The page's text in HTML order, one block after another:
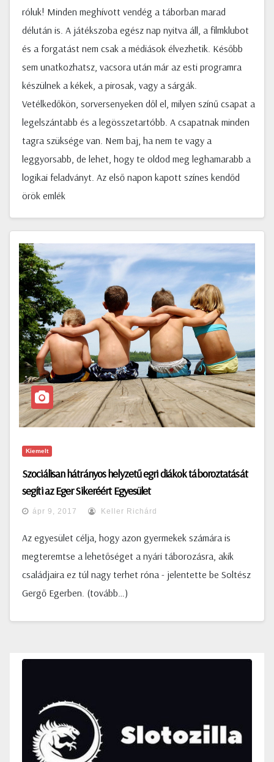
róluk! Minden meghívott vendég a táborban marad
délután is. A játékszoba egész nap nyitva áll, a filmklubot
és a forgatást nem csak a médiások élvezhetik. Később
sem unatkozhatsz, vacsora után már az esti programra
készülnek a kékek, a pirosak, vagy a sárgák.
Vetélkedőkön, sorversenyeken dől el, milyen színű csapat a
legelszántabb és a legösszetartóbb. A csapatnak minden
tagra szüksége van. Nem baj, ha nem te vagy a
leggyorsabb, de lehet, hogy te oldod meg leghamarabb a
logikai feladványt. Az első napon kapott színes kendőd
örök emlék
Kiemelt
Szociálisan hátrányos helyzetű egri diákok táboroztatását
segíti az Eger Sikeréért Egyesület
ápr 9, 2017 Keller Richárd
Az egyesület célja, hogy azon gyermekek számára is
megteremtse a lehetőséget a nyári táborozásra, akik
családjaira ez túl nagy terhet róna - jelentette be Soltész
Gergő Egerben. (tovább…)